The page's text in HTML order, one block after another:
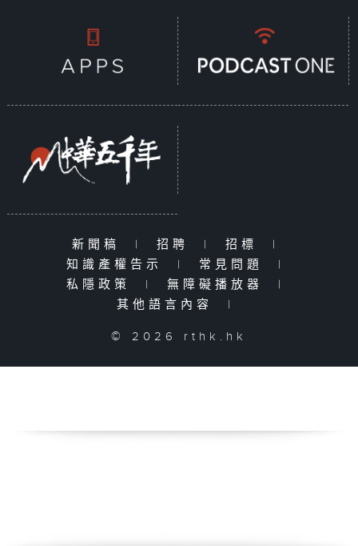
新聞稿 | 招聘 | 招標
|
知識產權告示
| 常見問題
|
私隱政策
| 無障礙播放器
|
其他語言內容
|
© 2026 rthk.hk